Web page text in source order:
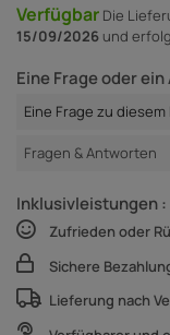
Verfügbar Die
15/09/2026 und
Eine Frage oder
Eine Frage zu diesem
Fragen & Antworten
Inklusivleistungen :
Zufrieden oder
Sichere
Lieferung nach